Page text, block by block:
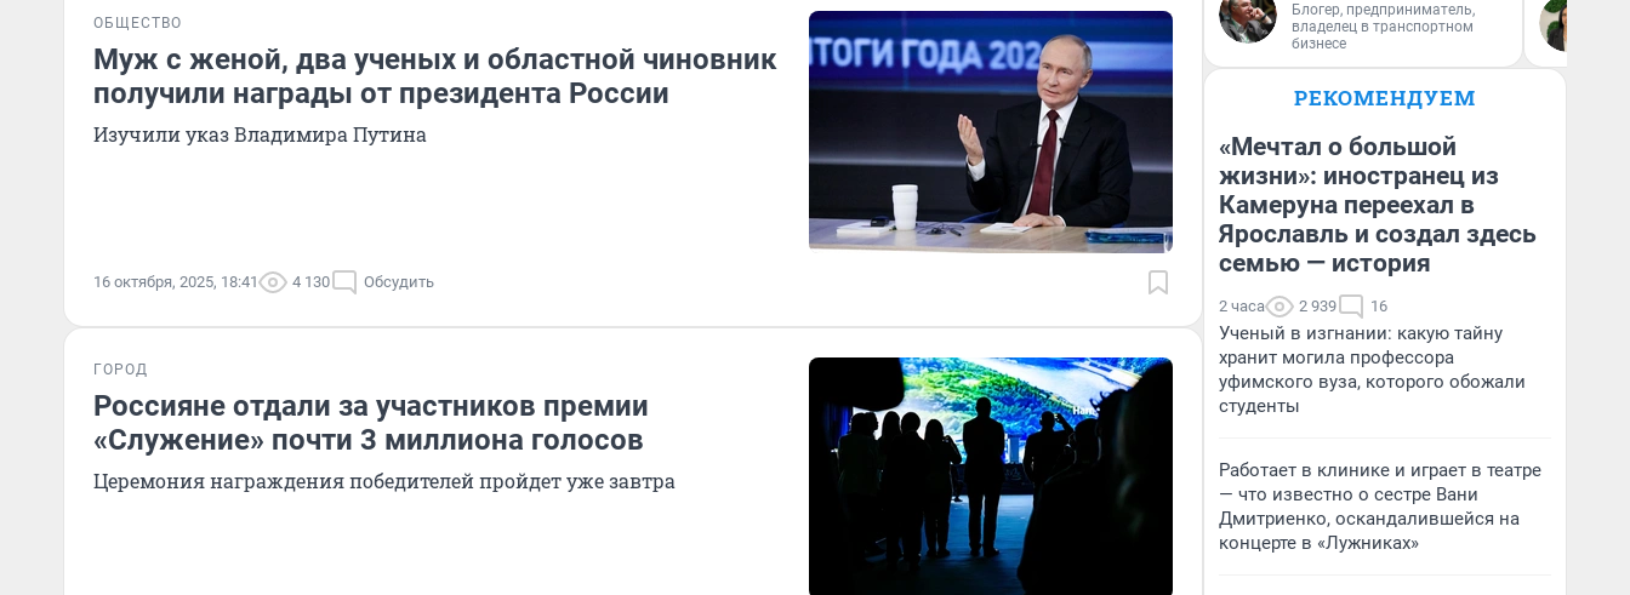
ОБЩЕСТВО
Муж с женой, два ученых и областной чиновник
получили награды от президента России
Изучили указ Владимира Путина
16 октября, 2025, 18:41 4 130 Обсудить
ГОРОД
Россияне отдали за участников премии
«Служение» почти 3 миллиона голосов
Церемония награждения победителей пройдет уже завтра
Блогер, предприниматель,
владелец в транспортном
бизнесе
РЕКОМЕНДУЕМ
«Мечтал о большой
жизни»: иностранец из
Камеруна переехал в
Ярославль и создал здесь
семью — история
2 часа 2 939 16
Ученый в изгнании: какую тайну
хранит могила профессора
уфимского вуза, которого обожали
студенты
Работает в клинике и играет в театре
— что известно о сестре Вани
Дмитриенко, оскандалившейся на
концерте в «Лужниках»